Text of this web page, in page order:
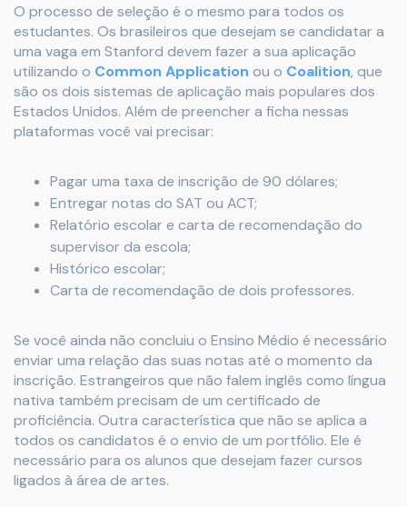
O processo de seleção é o mesmo para todos os
estudantes. Os brasileiros que desejam se candidatar a
uma vaga em Stanford devem fazer a sua aplicação
utilizando o Common Application ou o Coalition, que
são os dois sistemas de aplicação mais populares dos
Estados Unidos. Além de preencher a ficha nessas
plataformas você vai precisar:
Pagar uma taxa de inscrição de 90 dólares;
Entregar notas do SAT ou ACT;
Relatório escolar e carta de recomendação do
supervisor da escola;
Histórico escolar;
Carta de recomendação de dois professores.
Se você ainda não concluiu o Ensino Médio é necessário
enviar uma relação das suas notas até o momento da
inscrição. Estrangeiros que não falem inglês como língua
nativa também precisam de um certificado de
proficiência. Outra característica que não se aplica a
todos os candidatos é o envio de um portfólio. Ele é
necessário para os alunos que desejam fazer cursos
ligados à área de artes.